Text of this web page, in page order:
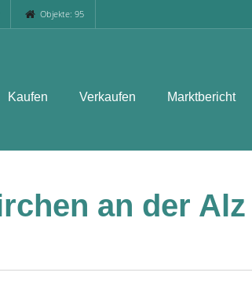
Objekte: 95
Kaufen Verkaufen Marktbericht
an der Alz